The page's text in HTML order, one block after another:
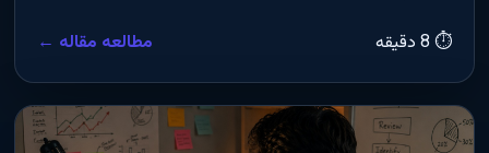
⏱ 8 دقیقه
مطالعه مقاله ←